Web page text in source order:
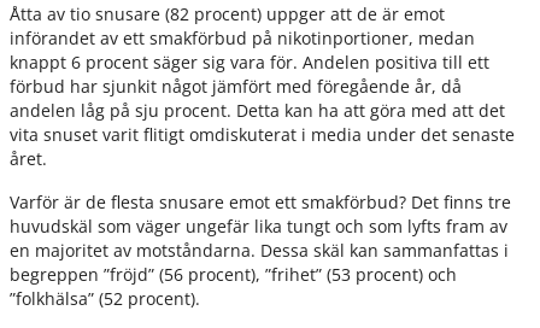
Åtta av tio snusare (82 procent) uppger att de är emot
införandet av ett smakförbud på nikotinportioner, medan
knappt 6 procent säger sig vara för. Andelen positiva till ett
förbud har sjunkit något jämfört med föregående år, då
andelen låg på sju procent. Detta kan ha att göra med att det
vita snuset varit flitigt omdiskuterat i media under det senaste
året.
Varför är de flesta snusare emot ett smakförbud? Det finns tre
huvudskäl som väger ungefär lika tungt och som lyfts fram av
en majoritet av motståndarna. Dessa skäl kan sammanfattas i
begreppen ”fröjd” (56 procent), ”frihet” (53 procent) och
”folkhälsa” (52 procent).